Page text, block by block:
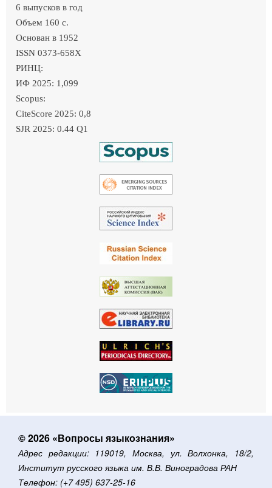
6 выпусков в год
Объем 160 c.
Основан в 1952
ISSN 0373-658X
РИНЦ:
ИФ 2025: 1,099
Scopus:
CiteScore 2025: 0,8
SJR 2025: 0.44 Q1
© 2026 «Вопросы языкознания»
Адрес редакции: 119019, Москва, ул. Волхонка, 18/2,
Институт русского языка им. В.В. Виноградова РАН
Телефон: (+7 495) 637-25-16